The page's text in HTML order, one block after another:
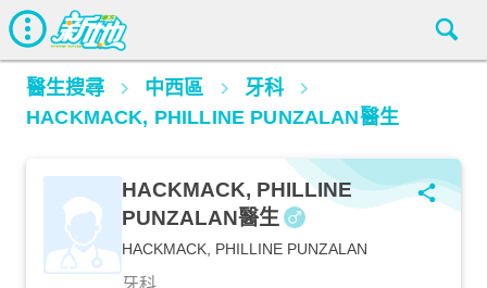
醫生搜尋 中西區
牙科
HACKMACK, PHILLINE PUNZALAN醫生
HACKMACK, PHILLINE
PUNZALAN醫生
HACKMACK, PHILLINE PUNZALAN
牙科